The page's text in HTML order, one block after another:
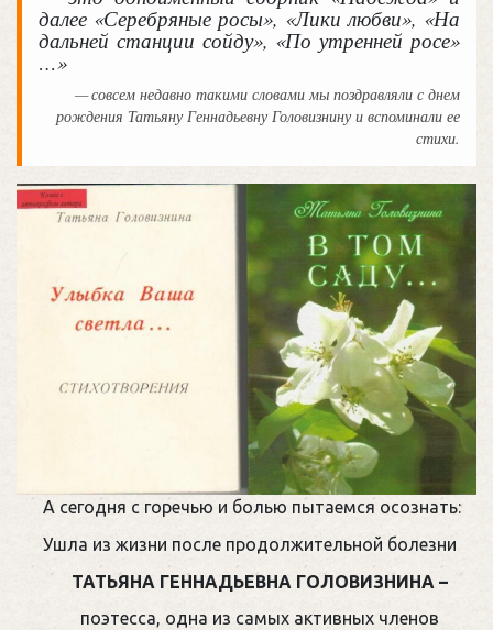
далее «Серебряные росы», «Лики любви», «На
дальней станции сойду», «По утренней росе»
…»
совсем недавно такими словами мы поздравляли с днем
рождения Татьяну Геннадьевну Головизнину и вспоминали ее
стихи.
А сегодня с горечью и болью пытаемся осознать:
Ушла из жизни после продолжительной болезни
ТАТЬЯНА ГЕННАДЬЕВНА ГОЛОВИЗНИНА –
поэтесса, одна из самых активных членов